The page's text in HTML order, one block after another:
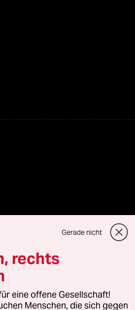
Vertriebs GmbH
Fragen oder für Genehmigungen
Gerade nicht
rechts
eine offene Gesellschaft!
Menschen, die sich gegen